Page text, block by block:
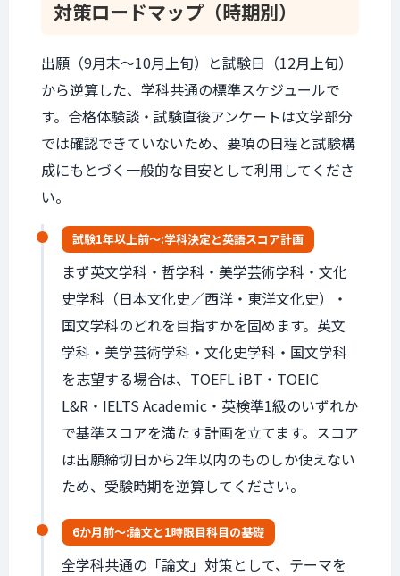
対策ロードマップ （時期別）
出願（9月末〜10月上旬）と試験日（12月上旬）
から逆算した、学科共通の標準スケジュールで
す。合格体験談・試験直後アンケートは文学部分
では確認できていないため、要項の日程と試験構
成にもとづく一般的な目安として利用してくださ
い。
試験1年以上前〜:学科決定と英語スコア計画
まず英文学科・哲学科・美学芸術学科・文化
史学科（日本文化史／西洋・東洋文化史）・
国文学科のどれを目指すかを固めます。英文
学科・美学芸術学科・文化史学科・国文学科
を志望する場合は、TOEFL iBT・TOEIC
L&R・IELTS Academic・英検準1級のいずれか
で基準スコアを満たす計画を立てます。スコア
は出願締切日から2年以内のものしか使えない
ため、受験時期を逆算してください。
6か月前〜:論文と1時限目科目の基礎
全学科共通の「論文」対策として、テーマを